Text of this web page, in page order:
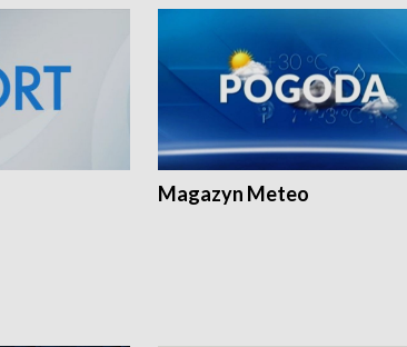
Magazyn Meteo